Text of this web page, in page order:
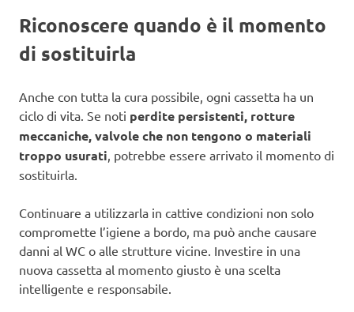
Riconoscere quando è il momento
di sostituirla
Anche con tutta la cura possibile, ogni cassetta ha un
ciclo di vita. Se noti perdite persistenti, rotture
meccaniche, valvole che non tengono o materiali
troppo usurati , potrebbe essere arrivato il momento di
sostituirla.
Continuare a utilizzarla in cattive condizioni non solo
compromette l’igiene a bordo, ma può anche causare
danni al WC o alle strutture vicine. Investire in una
nuova cassetta al momento giusto è una scelta
intelligente e responsabile.